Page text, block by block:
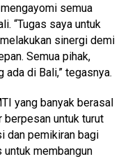
semua
“Tugas saya untuk
sinergi demi
Semua pihak,
di Bali,” tegasnya.
yang banyak berasal
berpesan untuk turut
dan pemikiran bagi
untuk membangun